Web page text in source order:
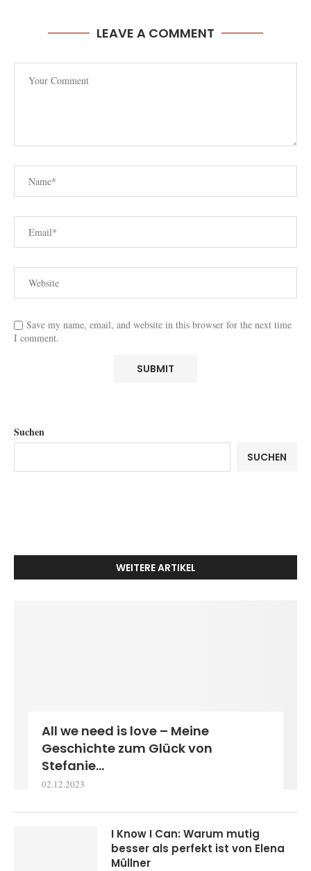
LEAVE A COMMENT
Save my name, email, and website in this browser for the next time
I comment.
Suchen
SUCHEN
WEITERE ARTIKEL
All we need is love – Meine
Geschichte zum Glück von
Stefanie...
02.12.2023
I Know I Can: Warum mutig
besser als perfekt ist von Elena
Müllner